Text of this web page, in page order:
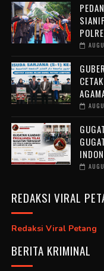
REDAKSI VIRAL
Redaksi Viral Petang
BERITA KRIMINAL